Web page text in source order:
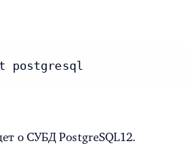
postgresql
о СУБД PostgreSQL12.